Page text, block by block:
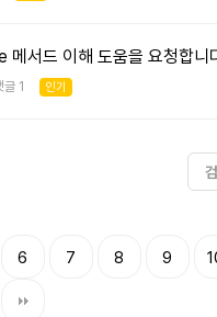
서드 이해 도움을 요청합니
글 1 인기
6 7 8 9